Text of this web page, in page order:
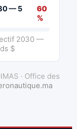
— 5
60
%
2030 —
$
· Office des